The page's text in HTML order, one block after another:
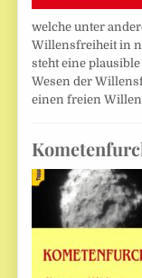
welche unter
Willensfreiheit in
steht eine
Wesen der
einen freien